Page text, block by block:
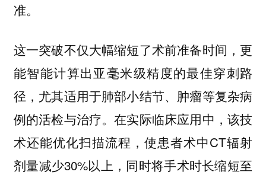
准。
这一突破不仅大幅缩短了术前准备时间，更
能智能计算出亚毫米级精度的最佳穿刺路
径，尤其适用于肺部小结节、肿瘤等复杂病
例的活检与治疗。在实际临床应用中，该技
术还能优化扫描流程，使患者术中CT辐射
剂量减少30%以上，同时将手术时长缩短至